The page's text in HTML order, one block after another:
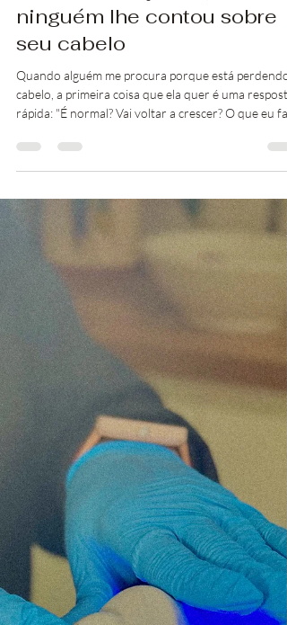
Claudia Calza
4 de jun.
3 min de leitura
Três informações que
ninguém lhe contou sobre
seu cabelo
Quando alguém me procura porque está perdendo
cabelo, a primeira coisa que ela quer é uma resposta
rápida: "É normal? Vai voltar a crescer? O que eu
agora?". Compreendo. Cabelo caindo é assustador.